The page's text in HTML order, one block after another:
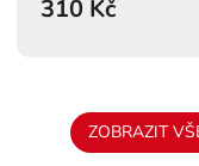
310 Kč
ZOBRAZIT